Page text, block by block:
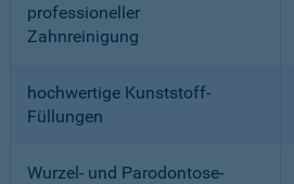
professioneller
Zahnreinigung
hochwertige Kunststoff-
Füllungen
Wurzel- und Parodontose-